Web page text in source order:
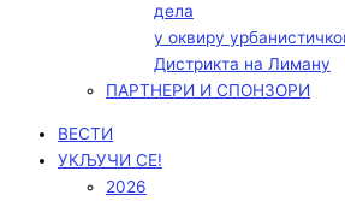
дела
у оквиру
Дистрикта на Лиману
ПАРТНЕРИ И СПОНЗОРИ
ВЕСТИ
УКЉУЧИ СЕ!
2026